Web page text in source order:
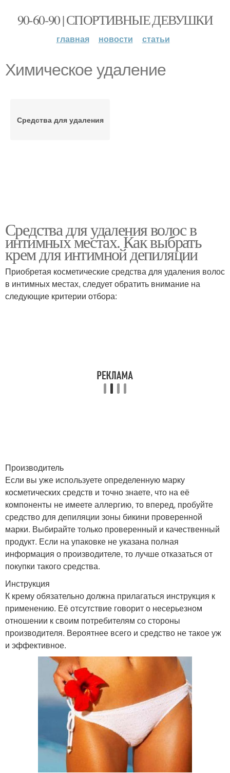
90-60-90 | СПОРТИВНЫЕ ДЕВУШКИ
главная новости статьи
Химическое удаление
Средства для удаления
Средства для удаления волос в
интимных местах. Как выбрать
крем для интимной депиляции
Приобретая косметические средства для удаления волос
в интимных местах, следует обратить внимание на
следующие критерии отбора:
Производитель
Если вы уже используете определенную марку
косметических средств и точно знаете, что на её
компоненты не имеете аллергию, то вперед, пробуйте
средство для депиляции зоны бикини проверенной
марки. Выбирайте только проверенный и качественный
продукт. Если на упаковке не указана полная
информация о производителе, то лучше отказаться от
покупки такого средства.
Инструкция
К крему обязательно должна прилагаться инструкция к
применению. Её отсутствие говорит о несерьезном
отношении к своим потребителям со стороны
производителя. Вероятнее всего и средство не такое уж
и эффективное.